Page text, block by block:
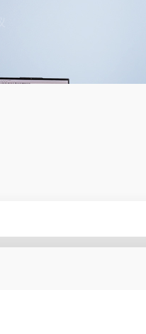
组分气体监测仪